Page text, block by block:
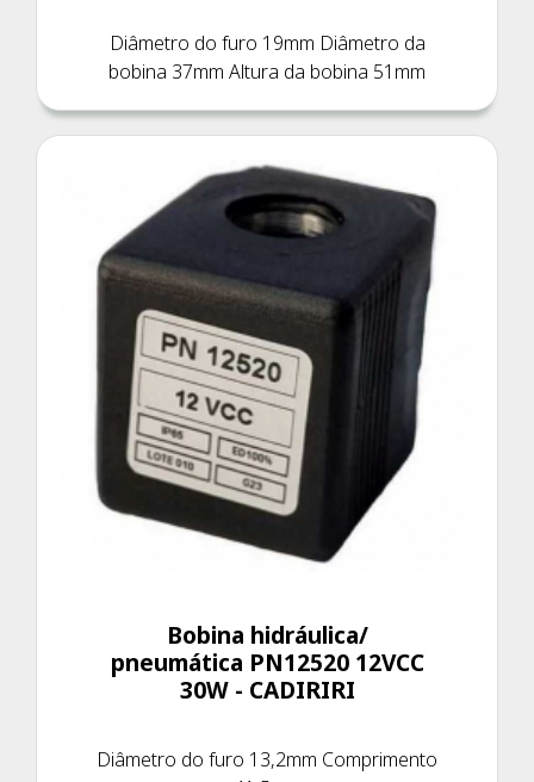
Diâmetro do furo 19mm Diâmetro da
bobina 37mm Altura da bobina 51mm
Bobina hidráulica/
pneumática PN12520 12VCC
30W - CADIRIRI
Diâmetro do furo 13,2mm Comprimento